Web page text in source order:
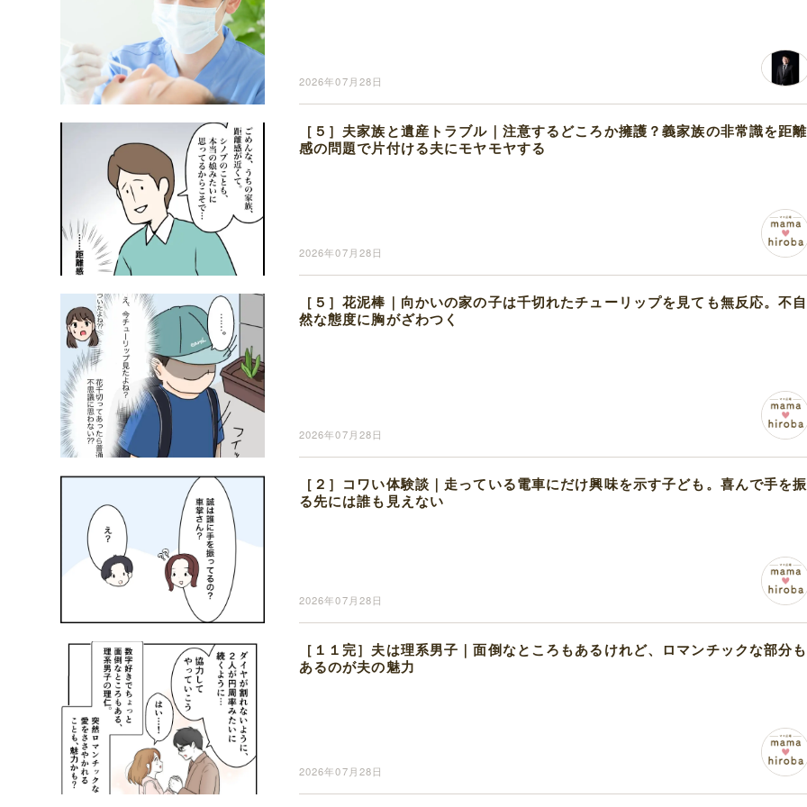
2026年07月28日
［５］夫家族と遺産トラブル｜注意するどころか擁護？義家族の非常識を距離
感の問題で片付ける夫にモヤモヤする
2026年07月28日
［５］花泥棒｜向かいの家の子は千切れたチューリップを見ても無反応。不自
然な態度に胸がざわつく
2026年07月28日
［２］コワい体験談｜走っている電車にだけ興味を示す子ども。喜んで手を振
る先には誰も見えない
2026年07月28日
［１１完］夫は理系男子｜面倒なところもあるけれど、ロマンチックな部分も
あるのが夫の魅力
2026年07月28日